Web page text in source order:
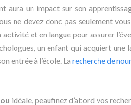
aura un impact sur son
ne devez donc pas seulement
et en langue pour assurer
un enfant qui acquiert
entrée à l’école. La recherche de
idéale, peaufinez d’abord vos